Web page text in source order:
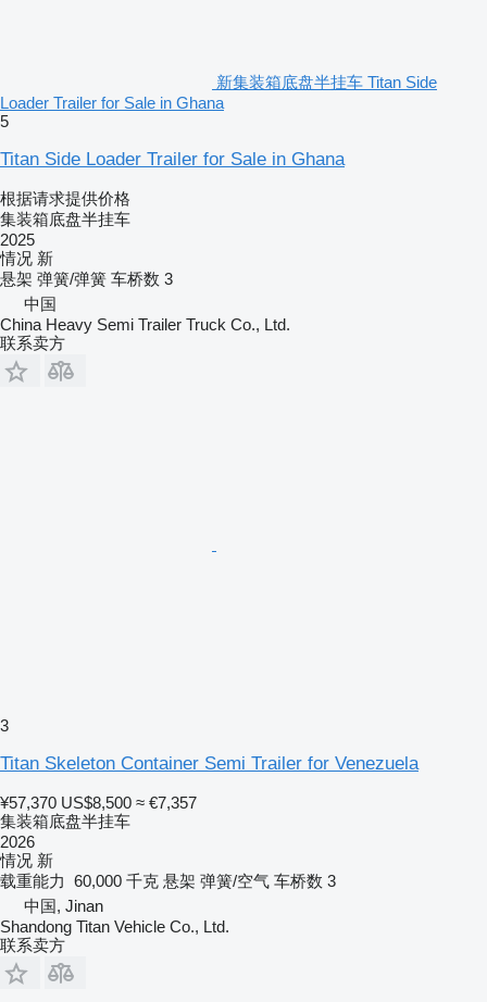
新集装箱底盘半挂车 Titan Side
Loader Trailer for Sale in Ghana
5
Titan Side Loader Trailer for Sale in Ghana
根据请求提供价格
集装箱底盘半挂车
2025
情况 新
悬架 弹簧/弹簧 车桥数 3
中国
China Heavy Semi Trailer Truck Co., Ltd.
联系卖方
3
Titan Skeleton Container Semi Trailer for Venezuela
¥57,370 US$8,500 ≈ €7,357
集装箱底盘半挂车
2026
情况 新
载重能力 60,000 千克 悬架 弹簧/空气 车桥数 3
中国, Jinan
Shandong Titan Vehicle Co., Ltd.
联系卖方